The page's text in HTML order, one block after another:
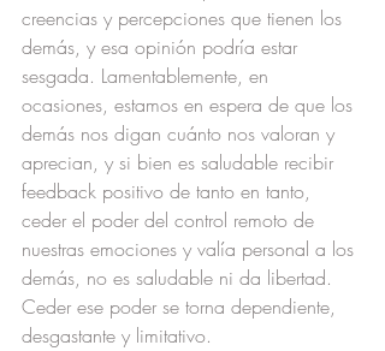
creencias y percepciones que tienen los
demás, y esa opinión podría estar
sesgada. Lamentablemente, en
ocasiones, estamos en espera de que los
demás nos digan cuánto nos valoran y
aprecian, y si bien es saludable recibir
feedback positivo de tanto en tanto,
ceder el poder del control remoto de
nuestras emociones y valía personal a los
demás, no es saludable ni da libertad.
Ceder ese poder se torna dependiente,
desgastante y limitativo.